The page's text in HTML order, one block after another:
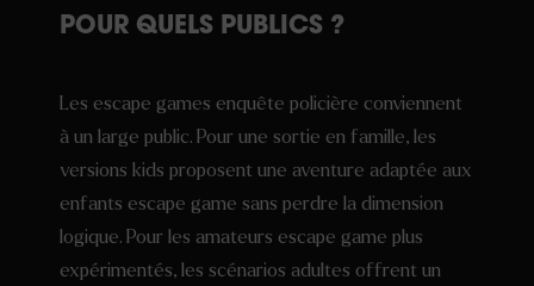
POUR QUELS PUBLICS ?
Les escape games enquête policière conviennent
à un large public. Pour une sortie en famille, les
versions kids proposent une aventure adaptée aux
enfants escape game sans perdre la dimension
logique. Pour les amateurs escape game plus
expérimentés, les scénarios adultes offrent un